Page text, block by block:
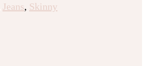
Jeans, Skinny